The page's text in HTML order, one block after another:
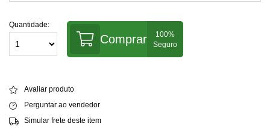
Quantidade:
Comprar
Avaliar produto
Perguntar ao vendedor
Simular frete deste item